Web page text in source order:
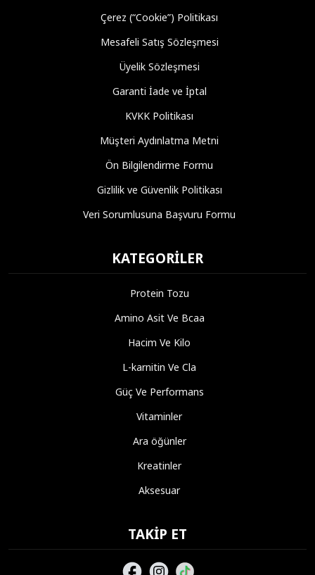
Çerez (“Cookie”) Politikası
Mesafeli Satış Sözleşmesi
Üyelik Sözleşmesi
Garanti İade ve İptal
KVKK Politikası
Müşteri Aydınlatma Metni
Ön Bilgilendirme Formu
Gizlilik ve Güvenlik Politikası
Veri Sorumlusuna Başvuru Formu
KATEGORILER
Protein Tozu
Amino Asit Ve Bcaa
Hacim Ve Kilo
L-karnitin Ve Cla
Güç Ve Performans
Vitaminler
Ara öğünler
Kreatinler
Aksesuar
TAKIP ET